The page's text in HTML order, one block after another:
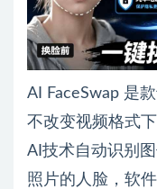
AI FaceSwap 是
不改变视频格式
AI技术自动识别
照片的人脸，软